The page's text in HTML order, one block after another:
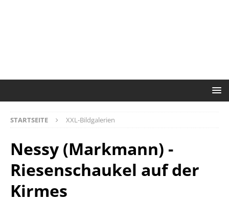
STARTSEITE XXL-Bildgalerien
Nessy (Markmann) -
Riesenschaukel auf der
Kirmes